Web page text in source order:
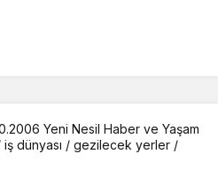
Yeni Nesil Haber ve Yaşam
iş dünyası / gezilecek yerler /